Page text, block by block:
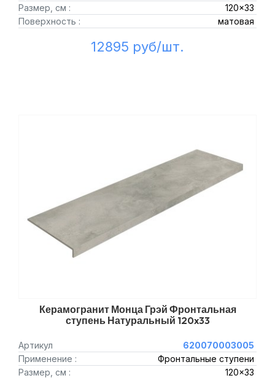
Размер, см :
120x33
Поверхность :
матовая
12895 руб/шт.
Керамогранит Монца Грэй Фронтальная
ступень Натуральный 120x33
Артикул
620070003005
Применение :
Фронтальные ступени
Размер, см :
120x33